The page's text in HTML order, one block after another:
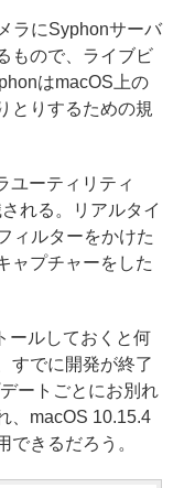
ラにSyphonサーバ
もので、ライブビ
はmacOS上の
とりするための規
ユーティリティ
れる。リアルタイ
ィルターをかけた
ャプチャーをした
ールしておくと何
すでに開発が終了
ートごとにお別れ
、macOS 10.15.4
きるだろう。